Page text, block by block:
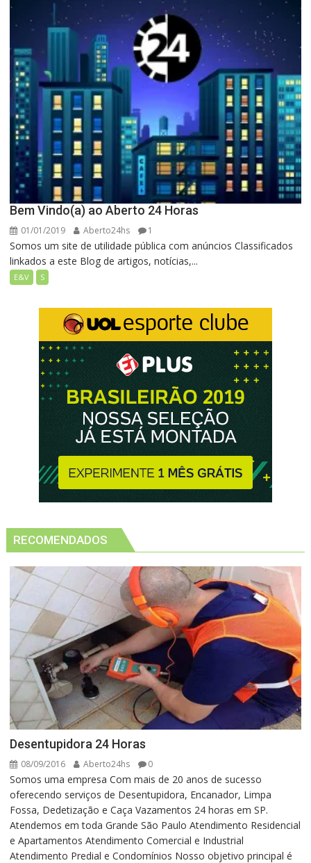
Bem Vindo(a) ao Aberto 24 Horas
01/01/2019 Aberto24hs 1
Somos um site de utilidade pública com anúncios Classificados
linkados a este Blog de artigos, notícias,...
E&V S
RECOMENDADOS
Desentupidora 24 Horas
08/09/2016 Aberto24hs 0
Somos uma empresa Com mais de 20 anos de sucesso
oferecendo serviços de Desentupidora, Encanador, Limpa
Fossa, Dedetização e Caça Vazamentos 24 horas em SP.
Atendemos em toda Grande São Paulo Atendimento Residencial
e Apartamentos Atendimento Comercial e Industrial
Atendimento Predial e Condomínios Nosso objetivo principal é